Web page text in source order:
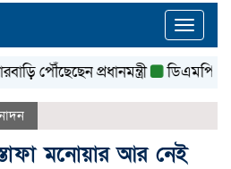
Toggle
পৌঁছেছেন প্রধানমন্ত্রী ডিএমপির
মনোয়ার আর নেই